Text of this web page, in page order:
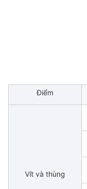
Điểm
Vít và thùng